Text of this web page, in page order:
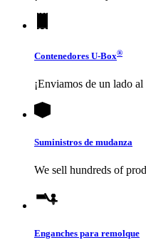
Contenedores U-Box®
¡Enviamos de un lado
Suministros de mudanza
We sell hundreds of
Enganches para remolque